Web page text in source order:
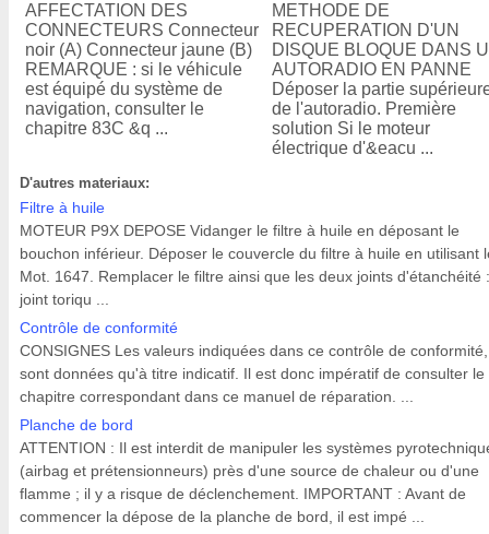
AFFECTATION DES
CONNECTEURS Connecteur
noir (A) Connecteur jaune (B)
REMARQUE : si le véhicule
est équipé du système de
navigation, consulter le
chapitre 83C &q ...
METHODE DE
RECUPERATION D'UN
DISQUE BLOQUE DANS
AUTORADIO EN PANNE
Déposer la partie
de l'autoradio. Première
solution Si le moteur
électrique d'&eacu ...
D'autres materiaux:
Filtre à huile
MOTEUR P9X DEPOSE Vidanger le filtre à huile en déposant le
bouchon inférieur. Déposer le couvercle du filtre à huile en utilisant
Mot. 1647. Remplacer le filtre ainsi que les deux joints d'étanchéité
joint toriqu ...
Contrôle de conformité
CONSIGNES Les valeurs indiquées dans ce contrôle de
sont données qu'à titre indicatif. Il est donc impératif de consulter le
chapitre correspondant dans ce manuel de réparation. ...
Planche de bord
ATTENTION : Il est interdit de manipuler les systèmes
(airbag et prétensionneurs) près d'une source de chaleur ou d'une
flamme ; il y a risque de déclenchement. IMPORTANT : Avant de
commencer la dépose de la planche de bord, il est impé ...